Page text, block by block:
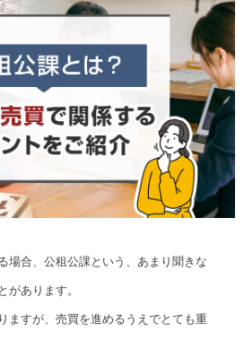
場合、公租公課という、あまり聞きな
があります。
ますが、売買を進めるうえでとても重